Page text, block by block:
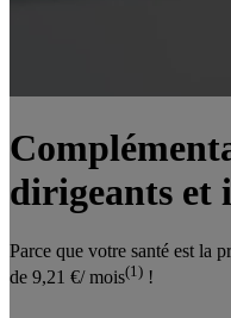
dirigeants et
Parce que votre santé est la
de 9,21 €/ mois(1) !